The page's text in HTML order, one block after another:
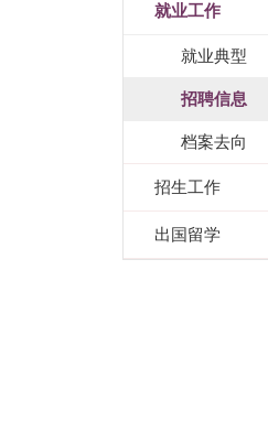
就业工作
就业典型
招聘信息
档案去向
招生工作
出国留学